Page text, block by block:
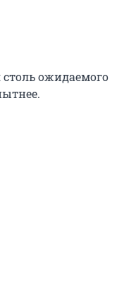
ожидаемого